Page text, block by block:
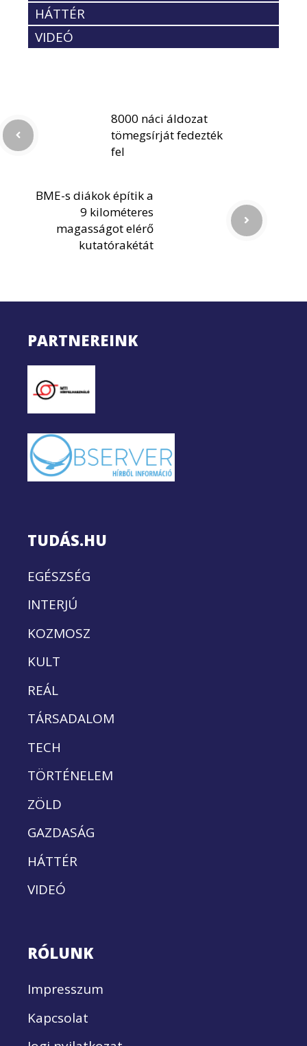
HÁTTÉR
VIDEÓ
8000 náci áldozat
tömegsírját fedezték
fel
BME-s diákok építik a
9 kilométeres
magasságot elérő
kutatórakétát
PARTNEREINK
TUDÁS.HU
EGÉSZSÉG
INTERJÚ
KOZMOSZ
KULT
REÁL
TÁRSADALOM
TECH
TÖRTÉNELEM
ZÖLD
GAZDASÁG
HÁTTÉR
VIDEÓ
RÓLUNK
Impresszum
Kapcsolat